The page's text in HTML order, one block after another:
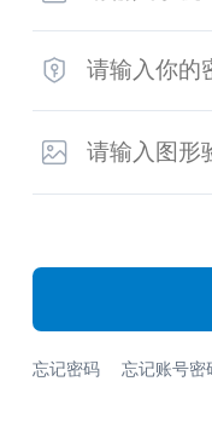
忘记密码 忘记账号密